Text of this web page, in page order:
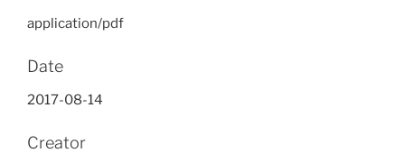
application/pdf
Date
2017-08-14
Creator